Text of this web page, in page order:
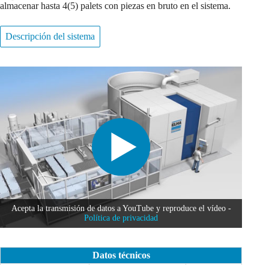
almacenar hasta 4(5) palets con piezas en bruto en el sistema.
Descripción del sistema
Acepta la transmisión de datos a YouTube y reproduce el vídeo -
Política de privacidad
Datos técnicos